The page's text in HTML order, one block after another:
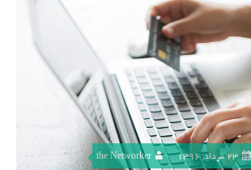
23 مرداد, 1396 the Networker